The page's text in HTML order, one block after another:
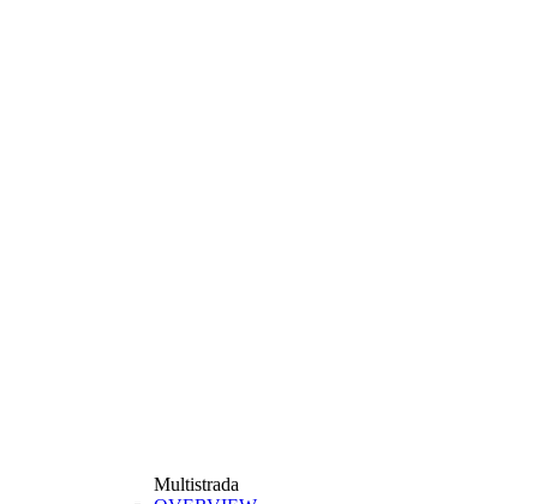
Multistrada